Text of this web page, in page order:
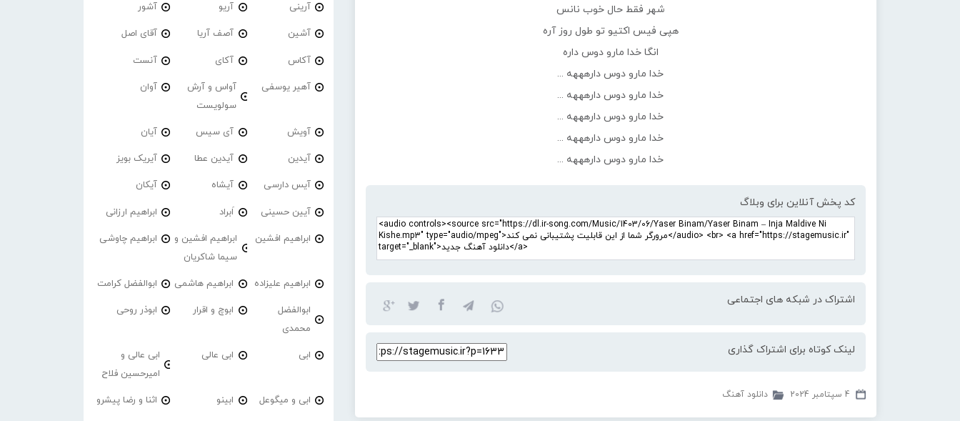
شهر فقط حال خوب نانس
هپی فیس اکتیو تو طول روز آره
انگا خدا مارو دوس داره
خدا مارو دوس دارهههه ...
خدا مارو دوس دارهههه ...
خدا مارو دوس دارهههه ...
خدا مارو دوس دارهههه ...
خدا مارو دوس دارهههه ...
کد پخش آنلاین برای وبلاگ
اشتراک در شبکه های اجتماعی
لینک کوتاه برای اشتراک گذاری
4 سپتامبر 2024 دانلود آهنگ
آرینی آریو آشور
آشین آصف آریا آقای اصل
آکاس آکای آنست
آهیر یوسفی
آواس و آرش
سولویست
آوان
آویش آی سیس آیان
آیدین آیدین عطا آیریک بویز
آیس دارسی آیشاه آیکان
آیین حسینی اَبراد ابراهیم ارزانی
ابراهیم افشین
ابراهیم افشین و
سیما شاکریان
ابراهیم چاوشی
ابراهیم علیزاده ابراهیم هاشمی ابوالفضل کرامت
ابوالفضل
محمدی
ابوچ و اقرار ابوذر روحی
ابی ابی عالی
ابی عالی و
امیرحسین فلاح
ابی و میگوعل ابینو اثنا و رضا پیشرو